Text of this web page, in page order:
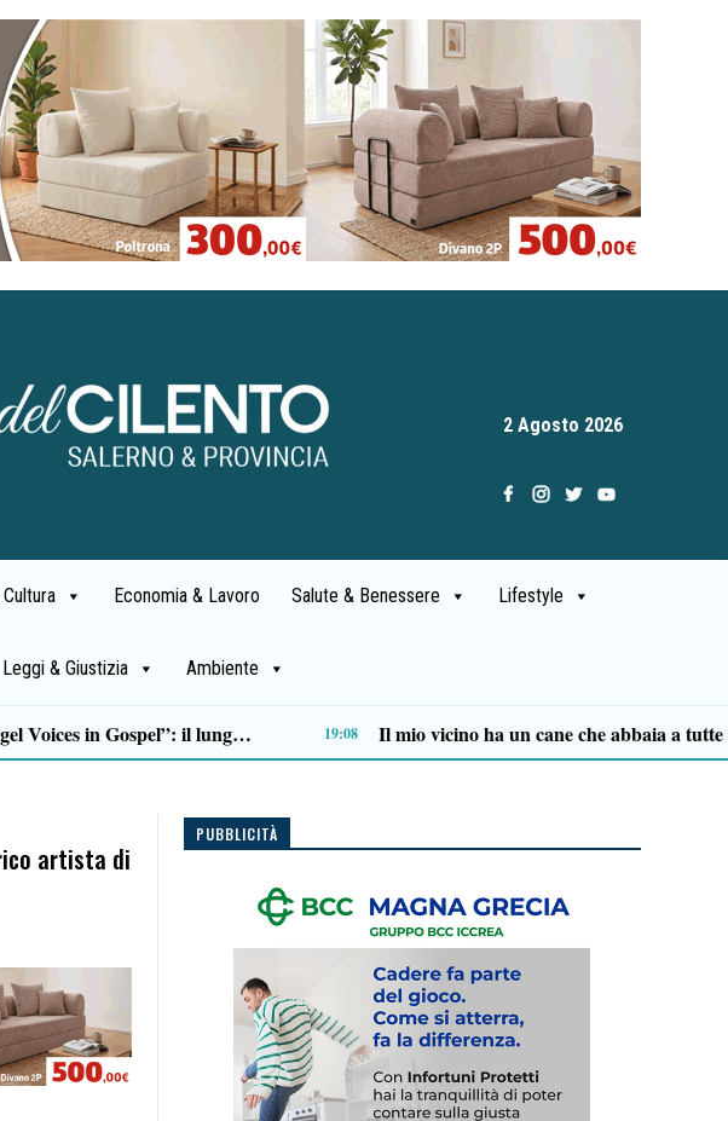
2 Agosto 2026
Economia & Lavoro Salute & Benessere Lifestyle
Leggi & Giustizia Ambiente
“Come vele al vento” di Angela Veneroso chiude con successo la rassegna letteraria a Pisciotta 12:37
artista di
PUBBLICITÀ